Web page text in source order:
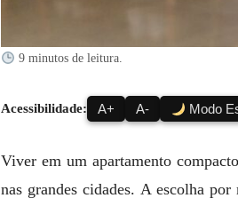
9 minutos de leitura.
Acessibilidade: A+ A- Modo
Viver em um apartamento
nas grandes cidades. A escolha